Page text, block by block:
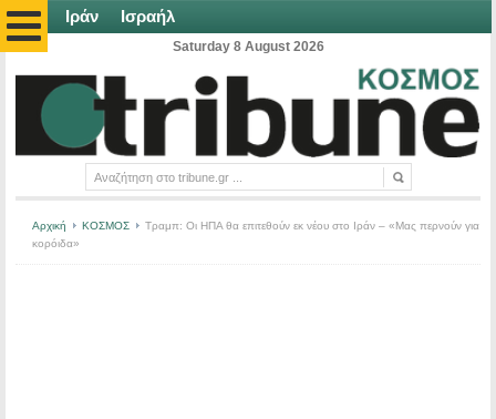
Ιράν Ισραήλ
Saturday 8 August 2026
Αρχική ΚΟΣΜΟΣ
Τραμπ: Οι ΗΠΑ θα επιτεθούν εκ νέου στο Ιράν – «Μας περνούν για
κορόιδα»